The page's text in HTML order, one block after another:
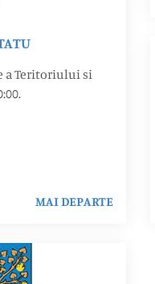
a Teritoriului si
MAI DEPARTE